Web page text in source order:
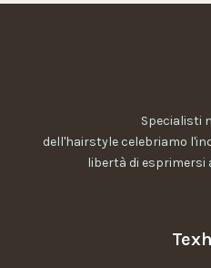
Specialisti
dell'hairstyle celebriamo
libertà di esprimersi